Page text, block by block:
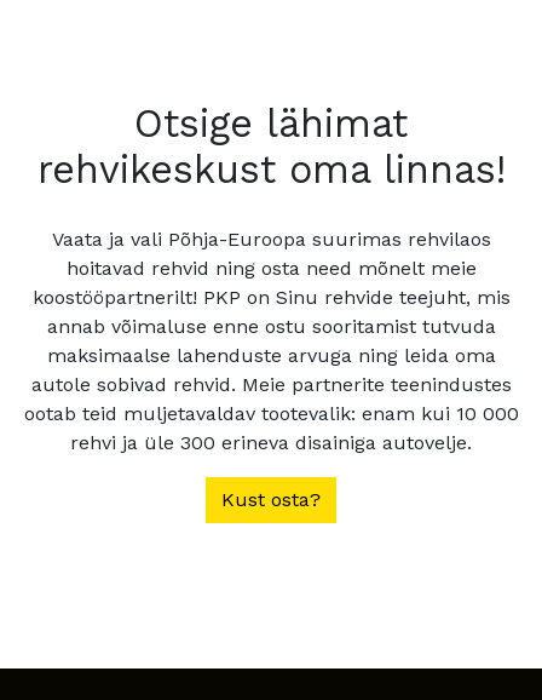
Otsige lähimat
rehvikeskust oma linnas!
Vaata ja vali Põhja-Euroopa suurimas rehvilaos
hoitavad rehvid ning osta need mõnelt meie
koostööpartnerilt! PKP on Sinu rehvide teejuht, mis
annab võimaluse enne ostu sooritamist tutvuda
maksimaalse lahenduste arvuga ning leida oma
autole sobivad rehvid. Meie partnerite teenindustes
ootab teid muljetavaldav tootevalik: enam kui 10 000
rehvi ja üle 300 erineva disainiga autovelje.
Kust osta?